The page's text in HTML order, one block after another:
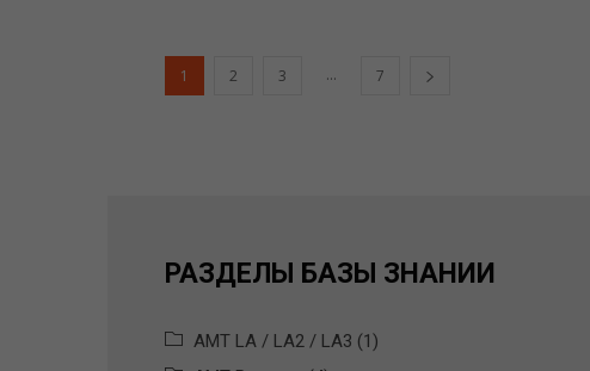
1 2 3 ... 7
РАЗДЕЛЫ БАЗЫ ЗНАНИЙ
AMT LA / LA2 / LA3 (1)